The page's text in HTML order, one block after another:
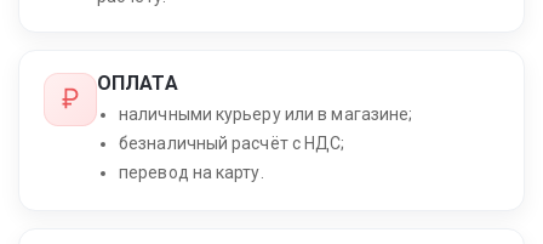
ОПЛАТА
наличными курьеру или в магазине;
безналичный расчёт с НДС;
перевод на карту.